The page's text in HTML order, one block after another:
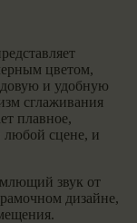
цветом,
и удобную
сглаживания
плавное,
любой сцене, и
звук от
дизайне,